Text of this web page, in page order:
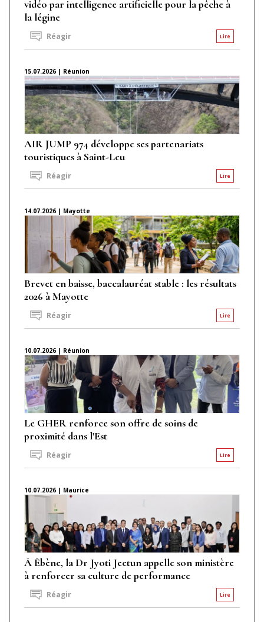
vidéo par intelligence artificielle pour la pêche à
la légine
Lire
Réagir
15.07.2026 | Réunion
AIR JUMP 974 développe ses partenariats
touristiques à Saint-Leu
Lire
Réagir
14.07.2026 | Mayotte
Brevet en baisse, baccalauréat stable : les résultats
2026 à Mayotte
Lire
Réagir
10.07.2026 | Réunion
Le GHER renforce son offre de soins de
proximité dans l'Est
Lire
Réagir
10.07.2026 | Maurice
À Ébène, la Dr Jyoti Jeetun appelle son ministère
à renforcer sa culture de performance
Lire
Réagir